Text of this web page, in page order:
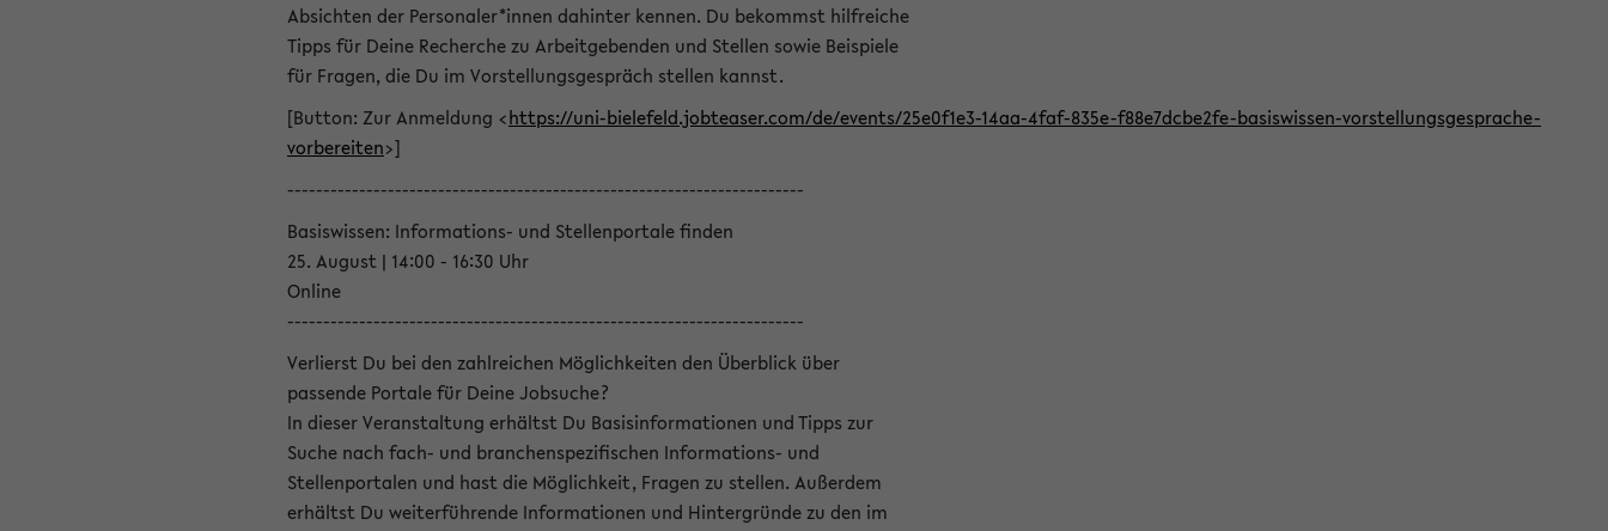
Absichten der Personaler*innen dahinter kennen. Du bekommst hilfreiche
Tipps für Deine Recherche zu Arbeitgebenden und Stellen sowie Beispiele
für Fragen, die Du im Vorstellungsgespräch stellen kannst.
[Button: Zur Anmeldung <https://uni-bielefeld.jobteaser.com/de/events/25e0f1e3-14aa-4faf-835e-f88e7dcbe2fe-basiswissen-vorstellungsgesprache-
vorbereiten>]
------------------------------------------------------------------------
Basiswissen: Informations- und Stellenportale finden
25. August | 14:00 - 16:30 Uhr
Online
------------------------------------------------------------------------
Verlierst Du bei den zahlreichen Möglichkeiten den Überblick über
passende Portale für Deine Jobsuche?
In dieser Veranstaltung erhältst Du Basisinformationen und Tipps zur
Suche nach fach- und branchenspezifischen Informations- und
Stellenportalen und hast die Möglichkeit, Fragen zu stellen. Außerdem
erhältst Du weiterführende Informationen und Hintergründe zu den im